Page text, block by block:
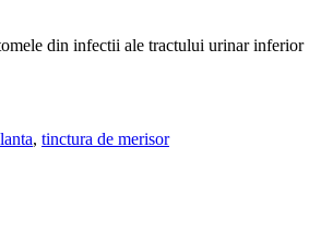
din infectii ale tractului urinar inferior
, tinctura de merisor